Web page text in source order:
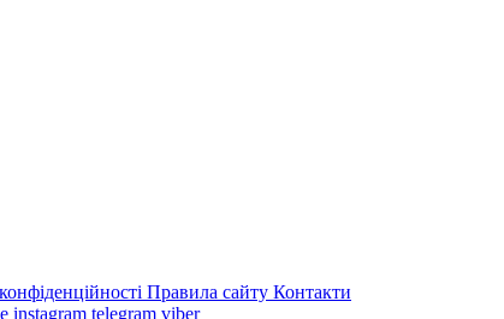
Правила сайту Контакти
instagram telegram viber